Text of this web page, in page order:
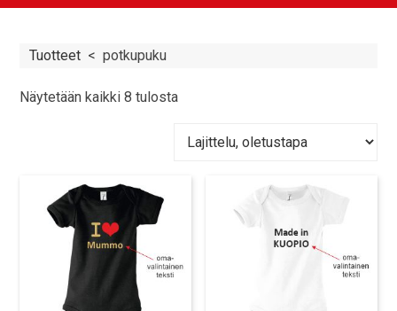
Tuotteet <potkupuku
Näytetään kaikki 8 tulosta